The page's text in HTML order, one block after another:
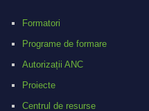
Formatori
Programe de formare
Autorizații ANC
Proiecte
Centrul de resurse